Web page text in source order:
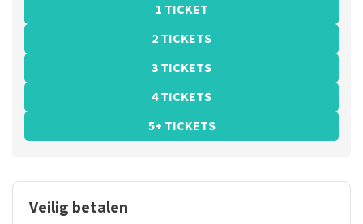
1 TICKET
2 TICKETS
3 TICKETS
4 TICKETS
5+ TICKETS
Veilig betalen